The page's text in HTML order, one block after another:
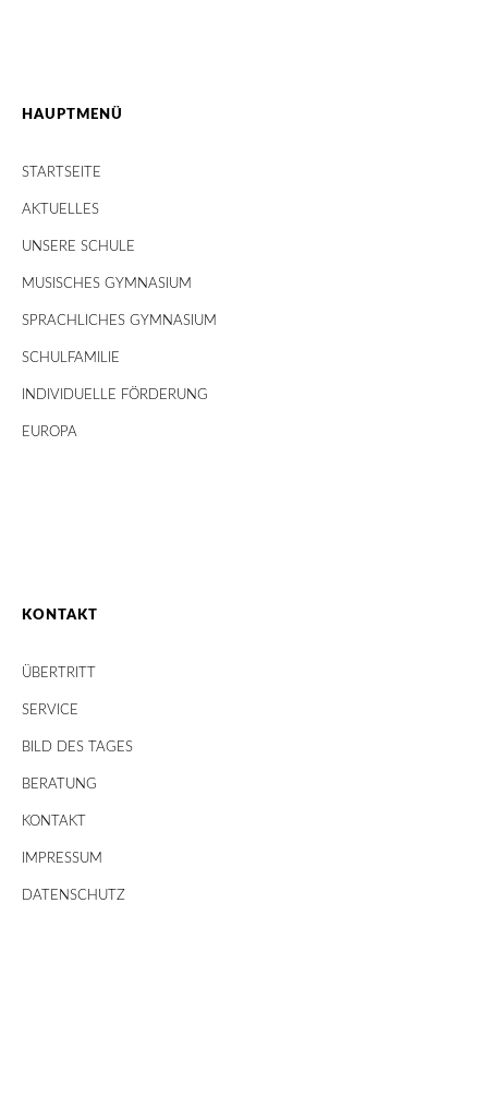
HAUPTMENÜ
STARTSEITE
AKTUELLES
UNSERE SCHULE
MUSISCHES GYMNASIUM
SPRACHLICHES GYMNASIUM
SCHULFAMILIE
INDIVIDUELLE FÖRDERUNG
EUROPA
KONTAKT
ÜBERTRITT
SERVICE
BILD DES TAGES
BERATUNG
KONTAKT
IMPRESSUM
DATENSCHUTZ